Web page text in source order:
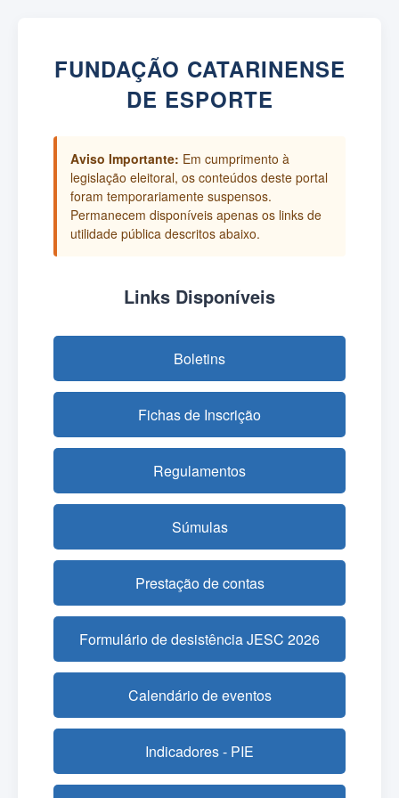
FUNDAÇÃO CATARINENSE
DE ESPORTE
Aviso Importante: Em cumprimento à
legislação eleitoral, os conteúdos deste portal
foram temporariamente suspensos.
Permanecem disponíveis apenas os links de
utilidade pública descritos abaixo.
Links Disponíveis
Boletins
Fichas de Inscrição
Regulamentos
Súmulas
Prestação de contas
Formulário de desistência JESC 2026
Calendário de eventos
Indicadores - PIE